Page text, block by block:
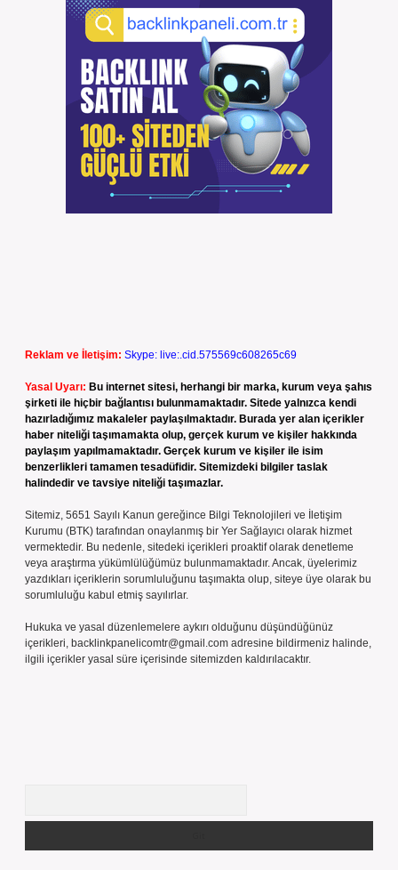
Reklam ve İletişim: Skype: live:.cid.575569c608265c69
Yasal Uyarı: Bu internet sitesi, herhangi bir marka, kurum veya şahıs
şirketi ile hiçbir bağlantısı bulunmamaktadır. Sitede yalnızca kendi
hazırladığımız makaleler paylaşılmaktadır. Burada yer alan içerikler
haber niteliği taşımamakta olup, gerçek kurum ve kişiler hakkında
paylaşım yapılmamaktadır. Gerçek kurum ve kişiler ile isim
benzerlikleri tamamen tesadüfidir. Sitemizdeki bilgiler taslak
halindedir ve tavsiye niteliği taşımazlar.
Sitemiz, 5651 Sayılı Kanun gereğince Bilgi Teknolojileri ve İletişim
Kurumu (BTK) tarafından onaylanmış bir Yer Sağlayıcı olarak hizmet
vermektedir. Bu nedenle, sitedeki içerikleri proaktif olarak denetleme
veya araştırma yükümlülüğümüz bulunmamaktadır. Ancak, üyelerimiz
yazdıkları içeriklerin sorumluluğunu taşımakta olup, siteye üye olarak bu
sorumluluğu kabul etmiş sayılırlar.
Hukuka ve yasal düzenlemelere aykırı olduğunu düşündüğünüz
içerikleri, backlinkpanelicomtr@gmail.com adresine bildirmeniz halinde,
ilgili içerikler yasal süre içerisinde sitemizden kaldırılacaktır.